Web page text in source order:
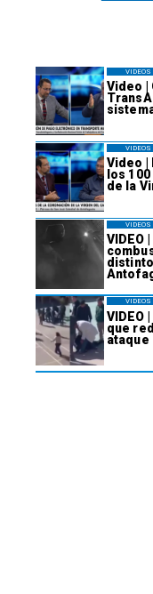
Video |
VIDEOS
Video |
los
de la
VIDEOS
VIDEO
VIDEOS
VIDEO
que
ataque
VIDEOS